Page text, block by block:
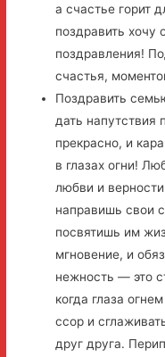
а счастье горит
поздравить хочу
поздравления!
счастья,
Поздравить
дать напутствия
прекрасно, и
в глазах огни!
любви и
направишь свои
посвятишь им
мгновение, и
нежность — это
когда глаза
ссор и
друг друга.